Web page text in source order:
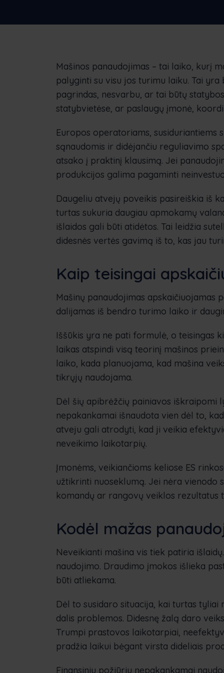
Mašinos panaudojimas – tai laiko, kurį
palyginti su visu jos turimu laiku. Tai
pagrindas, nesvarbu, ar tai būtų
statybvietėse, ar paslaugų įmonė,
Europos operatoriams, susiduriantiems
sąnaudomis ir didėjančiu reguliavimo
atsako į praktinį klausimą. Jei
produkcijos galima pagaminti
Daugeliu atvejų poveikis pasireiškia iš
turtas sukuria daugiau apmokamų
išlaidos gali būti atidėtos. Tai leidžia
didesnės vertės gavimą iš to, kas jau
Kaip teisingai
Mašinų panaudojimas
dalijamas iš bendro turimo laiko ir
Iššūkis yra ne pati formulė, o teisingas
laikas atspindi visą teorinį mašinos
laiko, kada planuojama, kad mašina
tikrųjų naudojama.
Dėl šių apibrėžčių painiavos iškraipomi
nepakankamai išnaudota vien dėl to,
atveju gali atrodyti, kad ji veikia
neveikimo laikotarpių.
Įmonėms, veikiančioms keliose ES
užtikrinti nuoseklumą. Jei nėra
komandų ar rangovų veiklos rezultatus
Kodėl mažas
Neveikianti mašina vis tiek patiria
naudojimo. Draudimo įmokos išlieka
būti atliekama.
Dėl to susidaro situacija, kai turtas
dalis problemos. Didesnę žalą daro
Trumpi prastovos laikotarpiai,
pradžia laikui bėgant virsta dideliais
Finansiniu požiūriu nepakankamai